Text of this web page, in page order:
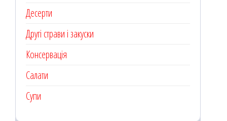
Десерти
Другі страви і закуски
Консервація
Салати
Супи